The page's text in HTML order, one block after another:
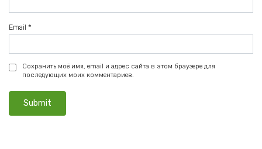
Email *
Сохранить моё имя, email и адрес сайта в этом браузере для
последующих моих комментариев.